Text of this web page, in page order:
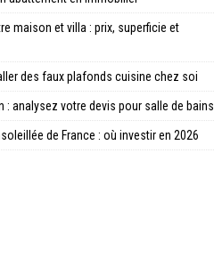
maison et villa : prix, superficie et
des faux plafonds cuisine chez soi
: analysez votre devis pour salle de bains
de France : où investir en 2026